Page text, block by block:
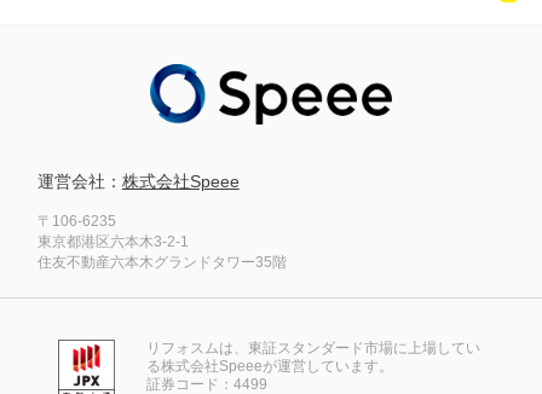
運営会社： 株式会社Speee
〒106-6235
東京都港区六本木3-2-1
住友不動産六本木グランドタワー35階
リフォスムは、東証スタンダード市場に上場してい
る株式会社Speeeが運営しています。
証券コード：4499